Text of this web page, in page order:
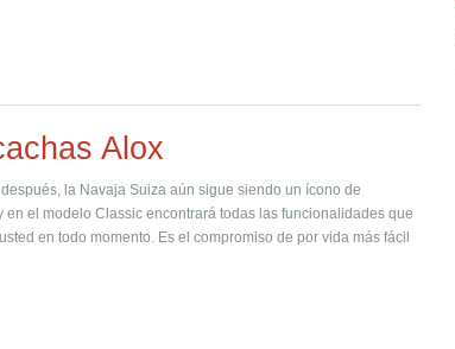
Alox
la Navaja Suiza aún sigue siendo un ícono de
el modelo Classic encontrará todas las funcionalidades que
en todo momento. Es el compromiso de por vida más fácil